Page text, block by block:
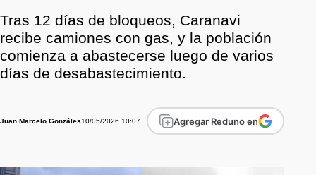
Tras 12 días de bloqueos, Caranavi
recibe camiones con gas, y la población
comienza a abastecerse luego de varios
días de desabastecimiento.
Juan Marcelo Gonzáles10/05/2026 10:07 Agregar Reduno en